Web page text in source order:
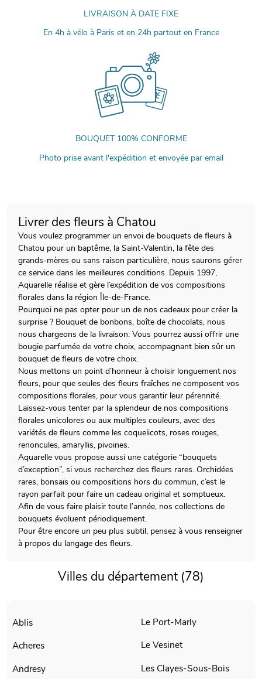
LIVRAISON À DATE FIXE
En 4h à vélo à Paris et en 24h partout en France
BOUQUET 100% CONFORME
Photo prise avant l'expédition et envoyée par email
Livrer des fleurs à Chatou
Vous voulez programmer un envoi de bouquets de fleurs à
Chatou pour un baptême, la Saint-Valentin, la fête des
grands-mères ou sans raison particulière, nous saurons gérer
ce service dans les meilleures conditions. Depuis 1997,
Aquarelle réalise et gère l’expédition de vos compositions
florales dans la région Île-de-France.
Pourquoi ne pas opter pour un de nos cadeaux pour créer la
surprise ? Bouquet de bonbons, boîte de chocolats, nous
nous chargeons de la livraison. Vous pourrez aussi offrir une
bougie parfumée de votre choix, accompagnant bien sûr un
bouquet de fleurs de votre choix.
Nous mettons un point d’honneur à choisir longuement nos
fleurs, pour que seules des fleurs fraîches ne composent vos
compositions florales, pour vous garantir leur pérennité.
Laissez-vous tenter par la splendeur de nos compositions
florales unicolores ou aux multiples couleurs, avec des
variétés de fleurs comme les coquelicots, roses rouges,
renoncules, amaryllis, pivoines.
Aquarelle vous propose aussi une catégorie “bouquets
d’exception”, si vous recherchez des fleurs rares. Orchidées
rares, bonsaïs ou compositions hors du commun, c’est le
rayon parfait pour faire un cadeau original et somptueux.
Afin de vous faire plaisir toute l’année, nos collections de
bouquets évoluent périodiquement.
Pour être encore un peu plus subtil, pensez à vous renseigner
à propos du langage des fleurs.
Villes du département (78)
Ablis
Acheres
Andresy
Le Port-Marly
Le Vesinet
Les Clayes-Sous-Bois